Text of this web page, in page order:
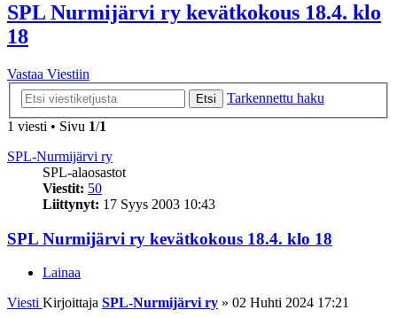
SPL Nurmijärvi ry kevätkokous 18.4. klo
18
Vastaa Viestiin
Etsi
Tarkennettu haku
1 viesti • Sivu 1/1
SPL-Nurmijärvi ry
SPL-alaosastot
Viestit: 50
Liittynyt: 17 Syys 2003 10:43
SPL Nurmijärvi ry kevätkokous 18.4. klo 18
Lainaa
Viesti Kirjoittaja SPL-Nurmijärvi ry » 02 Huhti 2024 17:21